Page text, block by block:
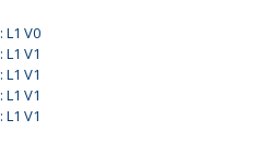
V0
V1
V1
V1
V1